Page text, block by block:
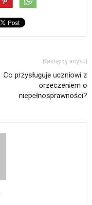
Następny artykuł
Co przysługuje uczniowi z
orzeczeniem o
niepełnosprawności?